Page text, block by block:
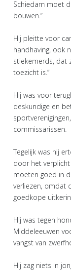
Schiedam moet
bouwen.”
Hij pleitte voor
handhaving, ook
stiekemerds, dat
toezicht is.”
Hij was voor
deskundige en
commissarissen.
Tegelijk was hij
door het verplicht
moeten goed in
verliezen, omdat
goedkope
Hij was tegen
Middeleeuwen
vangst van
Hij zag niets in